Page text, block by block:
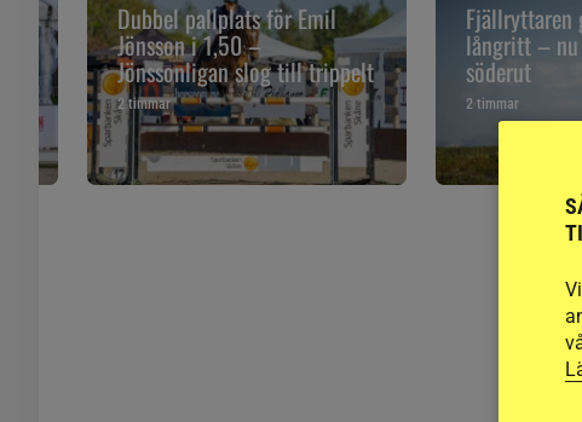
Dubbel pallplats för Emil
Jönsson i 1,50 –
Jönssonligan slog till trippelt
2 timmar
Fjällryttaren
långritt –
söderut
2 timmar